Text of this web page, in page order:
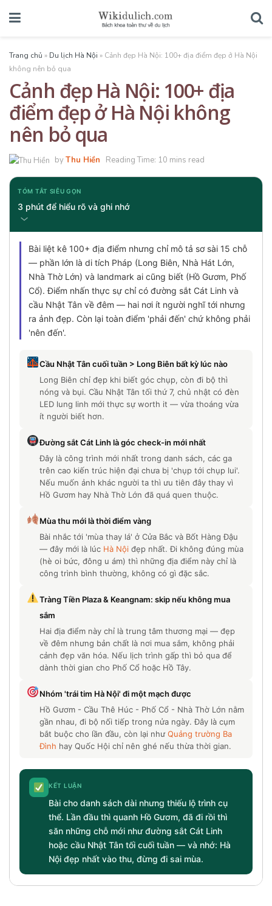
Trang chủ » Du lịch Hà Nội » Cảnh đẹp Hà Nội: 100+ địa điểm đẹp ở Hà Nội
không nên bỏ qua
Cảnh đẹp Hà Nội: 100+ địa
điểm đẹp ở Hà Nội không
nên bỏ qua
byThu Hiền Reading Time: 10 mins read
TÓM TẮT SIÊU GỌN
3 phút để hiểu rõ và ghi nhớ
Bài liệt kê 100+ địa điểm nhưng chỉ mô tả sơ sài 15 chỗ
— phần lớn là di tích Pháp (Long Biên, Nhà Hát Lớn,
Nhà Thờ Lớn) và landmark ai cũng biết (Hồ Gươm, Phố
Cổ). Điểm nhấn thực sự chỉ có đường sắt Cát Linh và
cầu Nhật Tân về đêm — hai nơi ít người nghĩ tới nhưng
ra ảnh đẹp. Còn lại toàn điểm 'phải đến' chứ không phải
'nên đến'.
Cầu Nhật Tân cuối tuần > Long Biên bất kỳ lúc nào
Long Biên chỉ đẹp khi biết góc chụp, còn đi bộ thì
nóng và bụi. Cầu Nhật Tân tối thứ 7, chủ nhật có đèn
LED lung linh mới thực sự worth it — vừa thoáng vừa
ít người biết hơn.
Đường sắt Cát Linh là góc check-in mới nhất
Đây là công trình mới nhất trong danh sách, các ga
trên cao kiến trúc hiện đại chưa bị 'chụp tới chụp lui'.
Nếu muốn ảnh khác người ta thì ưu tiên đây thay vì
Hồ Gươm hay Nhà Thờ Lớn đã quá quen thuộc.
Mùa thu mới là thời điểm vàng
Bài nhắc tới 'mùa thay lá' ở Cửa Bắc và Bốt Hàng Đậu
— đây mới là lúc Hà Nộiđẹp nhất. Đi không đúng mùa
(hè oi bức, đông u ám) thì những địa điểm này chỉ là
công trình bình thường, không có gì đặc sắc.
Tràng Tiền Plaza & Keangnam: skip nếu không mua
sắm
Hai địa điểm này chỉ là trung tâm thương mại — đẹp
về đêm nhưng bản chất là nơi mua sắm, không phải
cảnh đẹp văn hóa. Nếu lịch trình gấp thì bỏ qua để
dành thời gian cho Phố Cổ hoặc Hồ Tây.
Nhóm 'trái tim Hà Nội' đi một mạch được
Hồ Gươm - Cầu Thê Húc - Phố Cổ - Nhà Thờ Lớn nằm
gần nhau, đi bộ nối tiếp trong nửa ngày. Đây là cụm
bắt buộc cho lần đầu, còn lại như Quảng trường Ba
Đình hay Quốc Hội chỉ nên ghé nếu thừa thời gian.
KẾT LUẬN
Bài cho danh sách dài nhưng thiếu lộ trình cụ
thể. Lần đầu thì quanh Hồ Gươm, đã đi rồi thì
săn những chỗ mới như đường sắt Cát Linh
hoặc cầu Nhật Tân tối cuối tuần — và nhớ: Hà
Nội đẹp nhất vào thu, đừng đi sai mùa.